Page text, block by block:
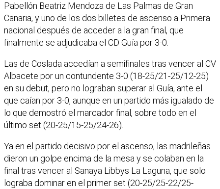
Pabellón Beatriz Mendoza de Las Palmas de Gran
Canaria, y uno de los dos billetes de ascenso a Primera
nacional después de acceder a la gran final, que
finalmente se adjudicaba el CD Guía por 3-0.
Las de Coslada accedían a semifinales tras vencer al CV
Albacete por un contundente 3-0 (18-25/21-25/12-25)
en su debut, pero no lograban superar al Guía, ante el
que caían por 3-0, aunque en un partido más igualado de
lo que demostró el marcador final, sobre todo en el
último set (20-25/15-25/24-26).
Ya en el partido decisivo por el ascenso, las madrileñas
dieron un golpe encima de la mesa y se colaban en la
final tras vencer al Sanaya Libbys La Laguna, que solo
lograba dominar en el primer set (20-25/25-22/25-